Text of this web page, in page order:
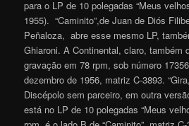
para o LP de 10 polegadas “Meus
1955). “Caminito”,de Juan de Diós
Peñaloza, abre esse mesmo LP,
Ghiaroni. A Continental, claro, também
gravação em 78 rpm, sob número
dezembro de 1956, matriz C-3893.
Discépolo sem parceiro, em outra
está no LP de 10 polegadas “Meus